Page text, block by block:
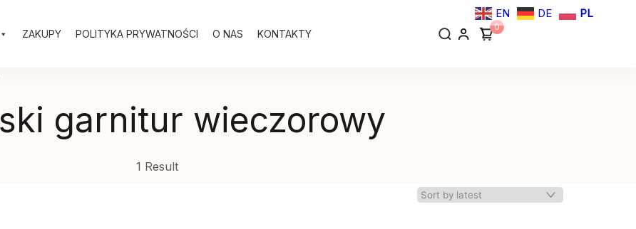
EN DE PL
ZAKUPY POLITYKA PRYWATNOŚCI O NAS KONTAKTY
0
garnitur wieczorowy
1 Result